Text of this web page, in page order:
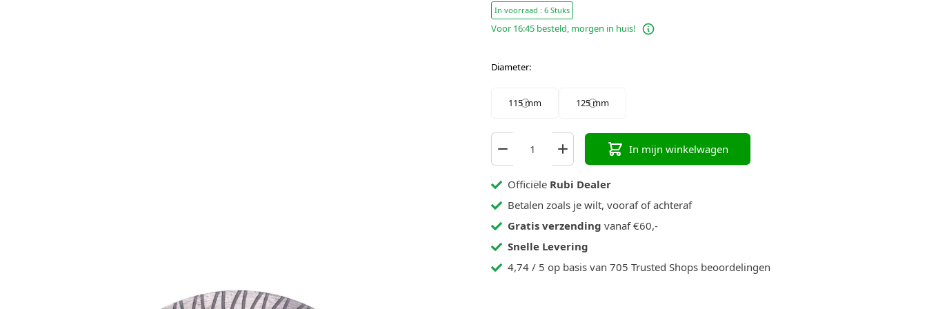
In voorraad : 6 Stuks
Voor 16:45 besteld, morgen in huis!
Diameter:
115 mm 125 mm
In mijn winkelwagen
Officiële Rubi Dealer
Betalen zoals je wilt, vooraf of achteraf
Gratis verzending vanaf €60,-
Snelle Levering
4,74 / 5 op basis van 705 Trusted Shops beoordelingen